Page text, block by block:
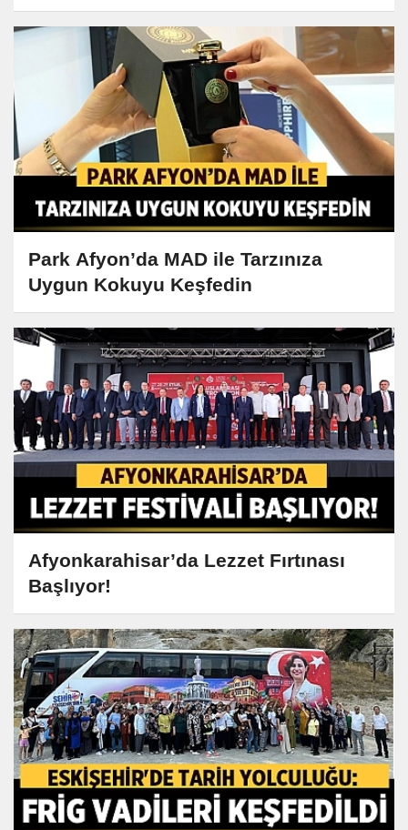
Park Afyon’da MAD ile Tarzınıza
Uygun Kokuyu Keşfedin
Afyonkarahisar’da Lezzet Fırtınası
Başlıyor!